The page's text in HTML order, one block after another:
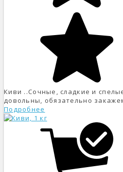
Киви ..Сочные, сладкие и
довольны, обязательно
Подробнее